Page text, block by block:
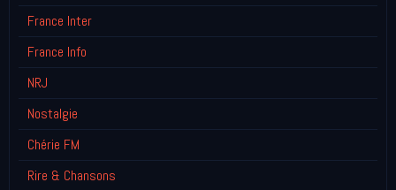
France Inter
France Info
NRJ
Nostalgie
Chérie FM
Rire & Chansons